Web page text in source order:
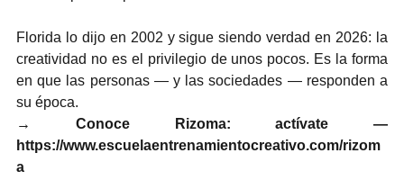
Florida lo dijo en 2002 y sigue siendo verdad en 2026: la
creatividad no es el privilegio de unos pocos. Es la forma
en que las personas — y las sociedades — responden a
su época.
https://www.escuelaentrenamientocreativo.com/rizom
a